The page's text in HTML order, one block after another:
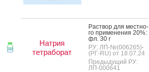
Натрия
тетраборат
Рас­твор для мес­тно­
го при­мене­ния 20%:
фл. 30 г
РУ: ЛП-№(006265)-
(РГ-RU) от 18.07.24
Предыдущий РУ:
ЛП-000641